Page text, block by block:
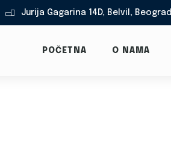
 Jurija Gagarina 14D, Belvil, Beograd
POČETNA O NAMA